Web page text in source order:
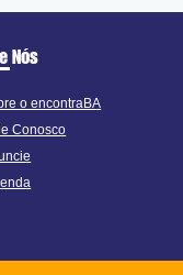
Nós
o encontraBA
Conosco